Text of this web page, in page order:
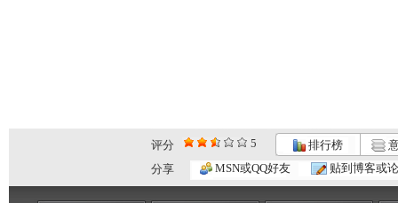
评分 5 排行榜
分享
MSN或QQ好友 贴到博客或